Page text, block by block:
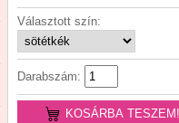
Választott szín:
Darabszám:
KOSÁRBA TESZEM!